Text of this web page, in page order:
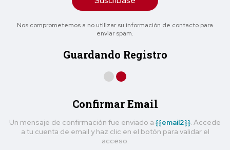
Nos comprometemos a no utilizar su información de contacto para
enviar spam.
Guardando Registro
Confirmar Email
Un mensaje de confirmación fue enviado a {{email2}} . Accede
a tu cuenta de email y haz clic en el botón para validar el
acceso.